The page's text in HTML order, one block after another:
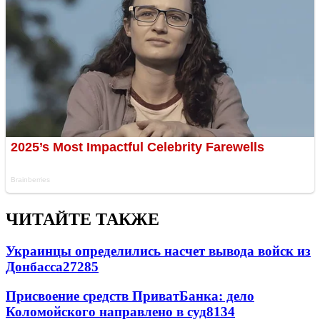
ЧИТАЙТЕ ТАКЖЕ
Украинцы определились насчет вывода войск из
Донбасса27285
Присвоение средств ПриватБанка: дело
Коломойского направлено в суд8134